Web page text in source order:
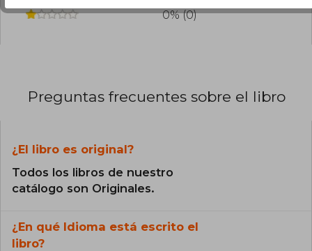
0% (0)
Preguntas frecuentes sobre el libro
¿El libro es original?
Todos los libros de nuestro
catálogo son Originales.
¿En qué Idioma está escrito el
libro?